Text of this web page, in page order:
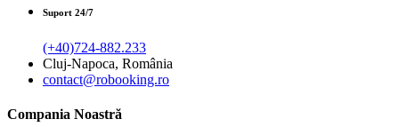
Suport 24/7
(+40)724-882.233
Cluj-Napoca, România
contact@robooking.ro
Compania Noastră